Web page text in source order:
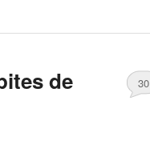
de 30